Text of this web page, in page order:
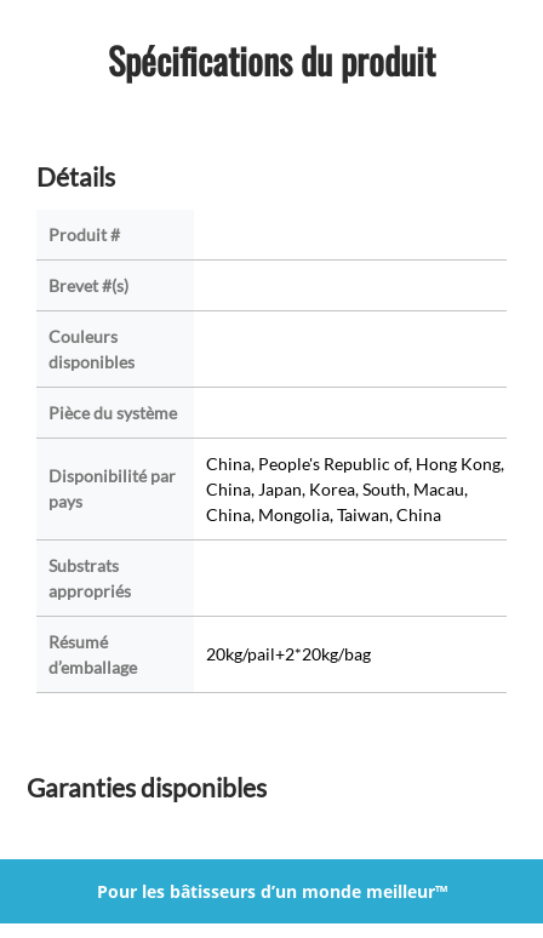
Spécifications du produit
Détails
Produit #
Brevet #(s)
Couleurs
disponibles
Pièce du système
Disponibilité par
pays
China, People's Republic of, Hong Kong,
China, Japan, Korea, South, Macau,
China, Mongolia, Taiwan, China
Substrats
appropriés
Résumé
d’emballage
20kg/pail+2*20kg/bag
Garanties disponibles
Pour les bâtisseurs d’un monde meilleur™